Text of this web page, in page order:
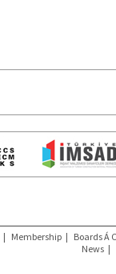
| Membership | Boards Á
News |